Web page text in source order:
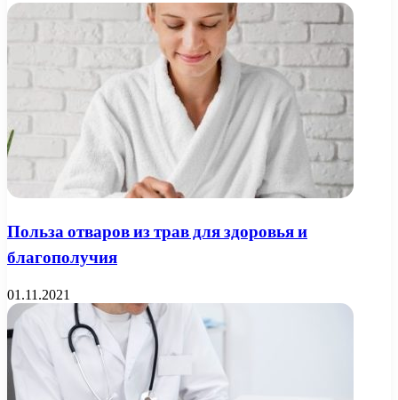
Польза отваров из трав для здоровья и
благополучия
01.11.2021